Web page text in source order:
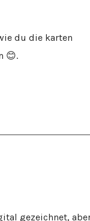
du die karten
😊.
gezeichnet,